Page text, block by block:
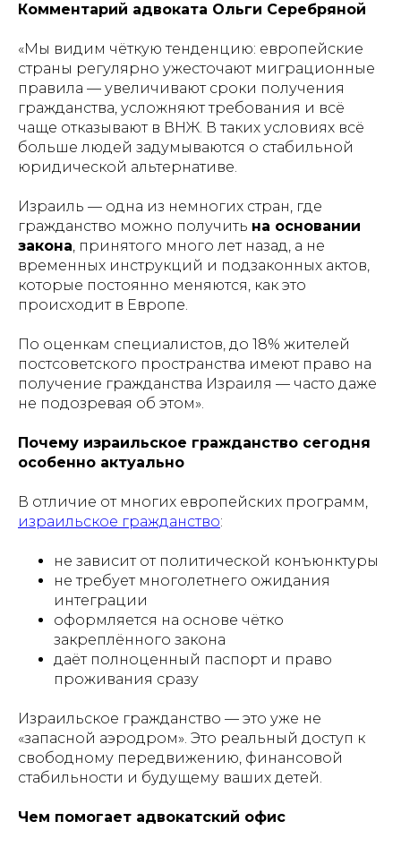
Комментарий адвоката Ольги Серебряной
«Мы видим чёткую тенденцию: европейские
страны регулярно ужесточают миграционные
правила — увеличивают сроки получения
гражданства, усложняют требования и всё
чаще отказывают в ВНЖ. В таких условиях всё
больше людей задумываются о стабильной
юридической альтернативе.
Израиль — одна из немногих стран, где
гражданство можно получить на основании
закона, принятого много лет назад, а не
временных инструкций и подзаконных актов,
которые постоянно меняются, как это
происходит в Европе.
По оценкам специалистов, до 18% жителей
постсоветского пространства имеют право на
получение гражданства Израиля — часто даже
не подозревая об этом».
Почему израильское гражданство сегодня
особенно актуально
В отличие от многих европейских программ,
израильское гражданство:
не зависит от политической конъюнктуры
не требует многолетнего ожидания
интеграции
оформляется на основе чётко
закреплённого закона
даёт полноценный паспорт и право
проживания сразу
Израильское гражданство — это уже не
«запасной аэродром». Это реальный доступ к
свободному передвижению, финансовой
стабильности и будущему ваших детей.
Чем помогает адвокатский офис